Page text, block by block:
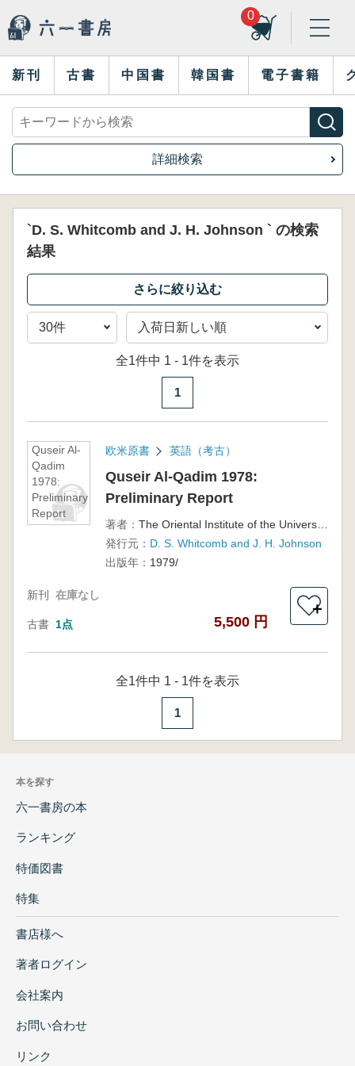
0
新刊 古書 中国書 韓国書 電子書籍
詳細検索
`D. S. Whitcomb and J. H. Johnson ` の検索
結果
全1件中 1 - 1件を表示
1
Quseir Al-
Qadim
1978:
Preliminary
Report
欧米原書 英語（考古）
Quseir Al-Qadim 1978:
Preliminary Report
著者：
The Oriental Institute of the University of Chicago
発行元： D. S. Whitcomb and J. H. Johnson
出版年： 1979/
新刊 在庫なし
古書 1点 5,500 円
＋
全1件中 1 - 1件を表示
1
本を探す
六一書房の本
ランキング
特価図書
特集
書店様へ
著者ログイン
会社案内
お問い合わせ
リンク